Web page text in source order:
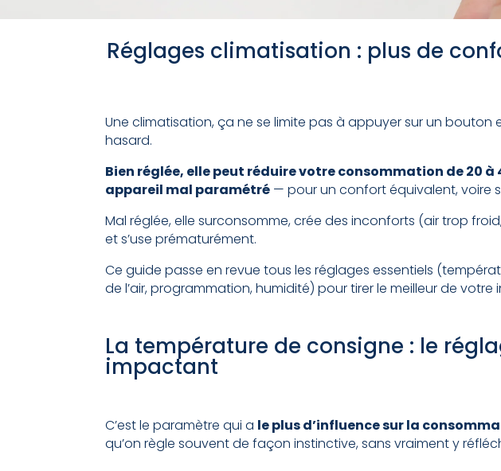
Réglages climatisation : plus de
Une climatisation, ça ne se limite pas à appuyer sur un bouton
hasard.
Bien réglée, elle peut réduire votre consommation de 20 à
appareil mal paramétré — pour un confort équivalent, voire
Mal réglée, elle surconsomme, crée des inconforts (air trop
et s’use prématurément.
Ce guide passe en revue tous les réglages essentiels
de l’air, programmation, humidité) pour tirer le meilleur de
La température de consigne : le
impactant
C’est le paramètre qui a le plus d’influence sur la
qu’on règle souvent de façon instinctive, sans vraiment y